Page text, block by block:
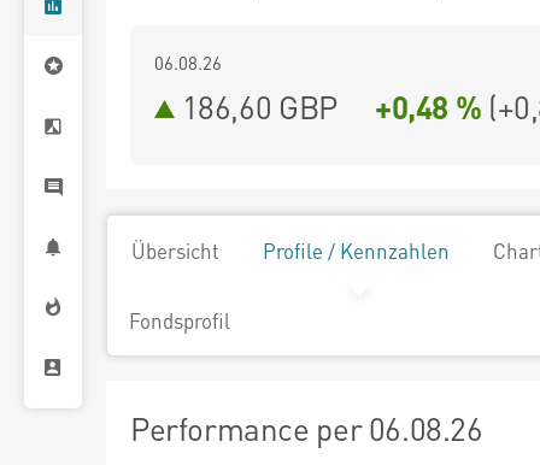
06.08.26
186,60 GBP +0,48 % (
Übersicht Profile / Kennzahlen
Fondsprofil
Performance per 06.08.26